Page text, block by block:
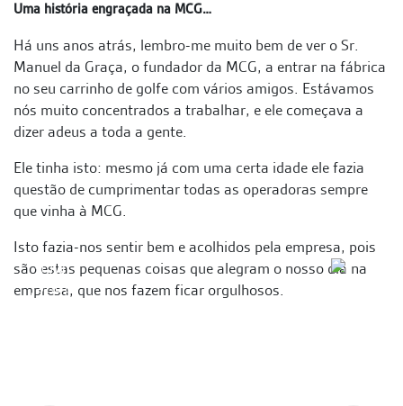
Uma história engraçada na MCG…
Há uns anos atrás, lembro-me muito bem de ver o Sr.
Manuel da Graça, o fundador da MCG, a entrar na fábrica
no seu carrinho de golfe com vários amigos. Estávamos
nós muito concentrados a trabalhar, e ele começava a
dizer adeus a toda a gente.
Ele tinha isto: mesmo já com uma certa idade ele fazia
questão de cumprimentar todas as operadoras sempre
que vinha à MCG.
Isto fazia-nos sentir bem e acolhidos pela empresa, pois
são estas pequenas coisas que alegram o nosso dia na
empresa, que nos fazem ficar orgulhosos.